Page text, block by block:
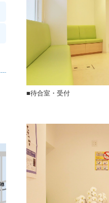
■待合室・受付